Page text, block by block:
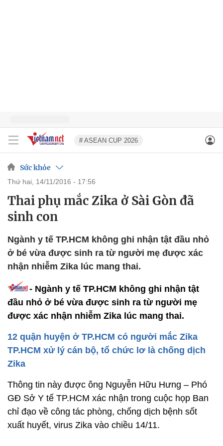
# ASEAN CUP 2026
Sức khỏe
thứ hai, 14/11/2016 - 17:56
Thai phụ mắc Zika ở Sài Gòn đã
sinh con
Ngành y tế TP.HCM không ghi nhận tật đầu nhỏ
ở bé vừa được sinh ra từ người mẹ được xác
nhận nhiễm Zika lúc mang thai.
- Ngành y tế TP.HCM không ghi nhận tật
đầu nhỏ ở bé vừa được sinh ra từ người mẹ
được xác nhận nhiễm Zika lúc mang thai.
12 quận huyện ở TP.HCM có người mắc Zika
TP.HCM xử lý cán bộ, tổ chức lơ là chống dịch
Zika
Thông tin này được ông Nguyễn Hữu Hưng – Phó
GĐ Sở Y tế TP.HCM xác nhận trong cuộc họp Ban
chỉ đạo về công tác phòng, chống dịch bệnh sốt
xuất huyết, virus Zika vào chiều 14/11.